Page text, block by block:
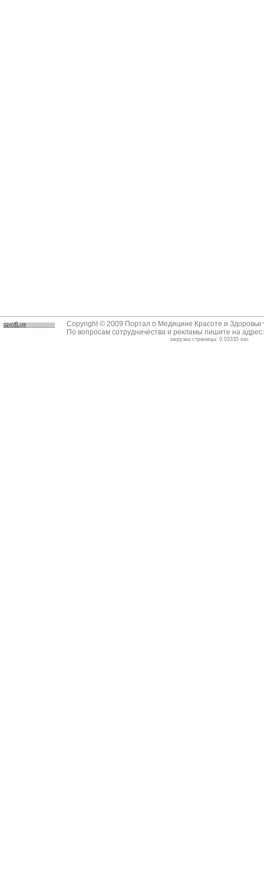
Copyright © 2009 Портал о Медицине Красоте и Здоровье
По вопросам сотрудничества и рекламы пишите на
загрузка страницы: 0.03335 sec